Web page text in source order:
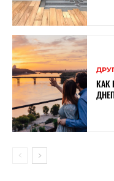
КАК